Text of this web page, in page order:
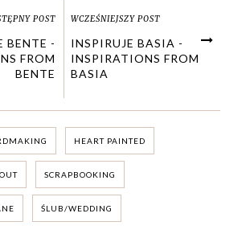
POST
BENTE -
FROM
BENTE
WCZEŚNIEJSZY POST
INSPIRUJE BASIA -
INSPIRATIONS FROM
BASIA
HEART PAINTED
SCRAPBOOKING
ŚLUB/WEDDING